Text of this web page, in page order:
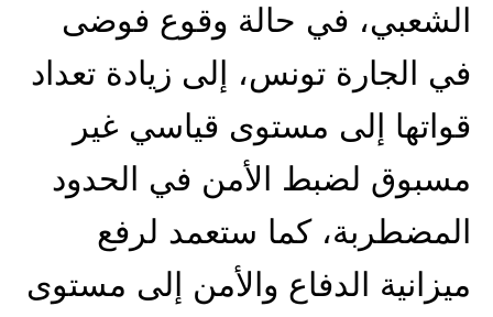
الشعبي، في حالة وقوع فوضى
في الجارة تونس، إلى زيادة تعداد
قواتها إلى مستوى قياسي غير
مسبوق لضبط الأمن في الحدود
المضطربة، كما ستعمد لرفع
ميزانية الدفاع والأمن إلى مستوى